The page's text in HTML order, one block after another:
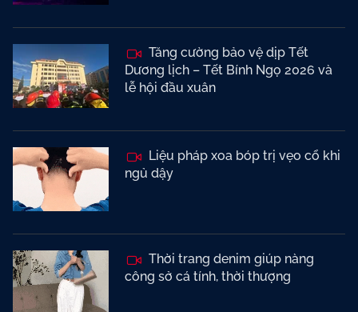
Tăng cường bảo vệ dịp Tết
Dương lịch – Tết Bính Ngọ 2026 và
lễ hội đầu xuân
Liệu pháp xoa bóp trị vẹo cổ khi
ngủ dậy
Thời trang denim giúp nàng
công sở cá tính, thời thượng